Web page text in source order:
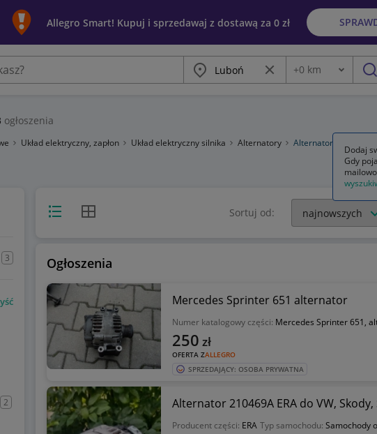
Allegro Smart! Kupuj i sprzedawaj z dostawą za 0 zł
Miasto Wyczyść frazę
Odległość
+0 km
ogłoszenia
Układ elektryczny, zapłon Układ elektryczny silnika Alternatory Alternatory kompletne
3
2
Widok listyWidok siatki Sortuj od:
Ogłoszenia
Mercedes Sprinter 651 alternator
Numer katalogowy części: Mercedes Sprinter 651,
OFERTA ZALLEGRO
250 zł
SPRZEDAJĄCY: OSOBA PRYWATNA
Producent części: ERA Typ samochodu: Samochody
Dodaj
Gdy